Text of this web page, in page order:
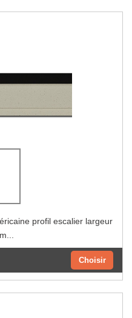
profil escalier largeur
Choisir